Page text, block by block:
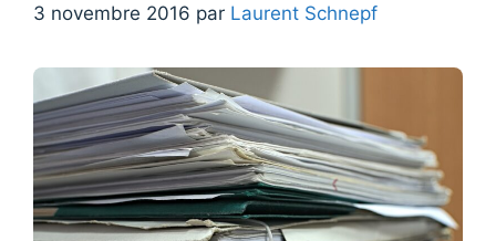
3 novembre 2016 par Laurent Schnepf